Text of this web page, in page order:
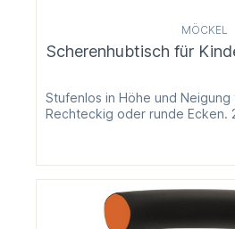
MÖCKEL
Scherenhubtisch für
Stufenlos in Höhe und Neigung
Rechteckig oder runde Ecken.